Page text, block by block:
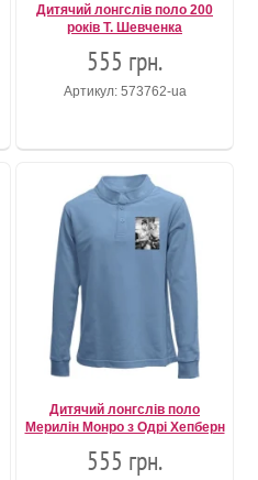
Дитячий лонгслів поло 200
років Т. Шевченка
555 грн.
Артикул: 573762-ua
Дитячий лонгслів поло
Мерилін Монро з Одрі Хепберн
555 грн.